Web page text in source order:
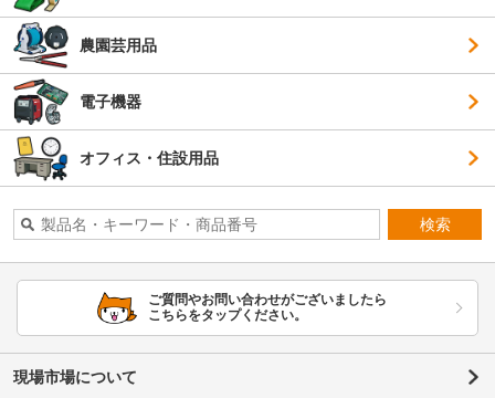
農園芸用品
電子機器
オフィス・住設用品
検索
ご質問やお問い合わせがございましたら
こちらをタップください。
現場市場について